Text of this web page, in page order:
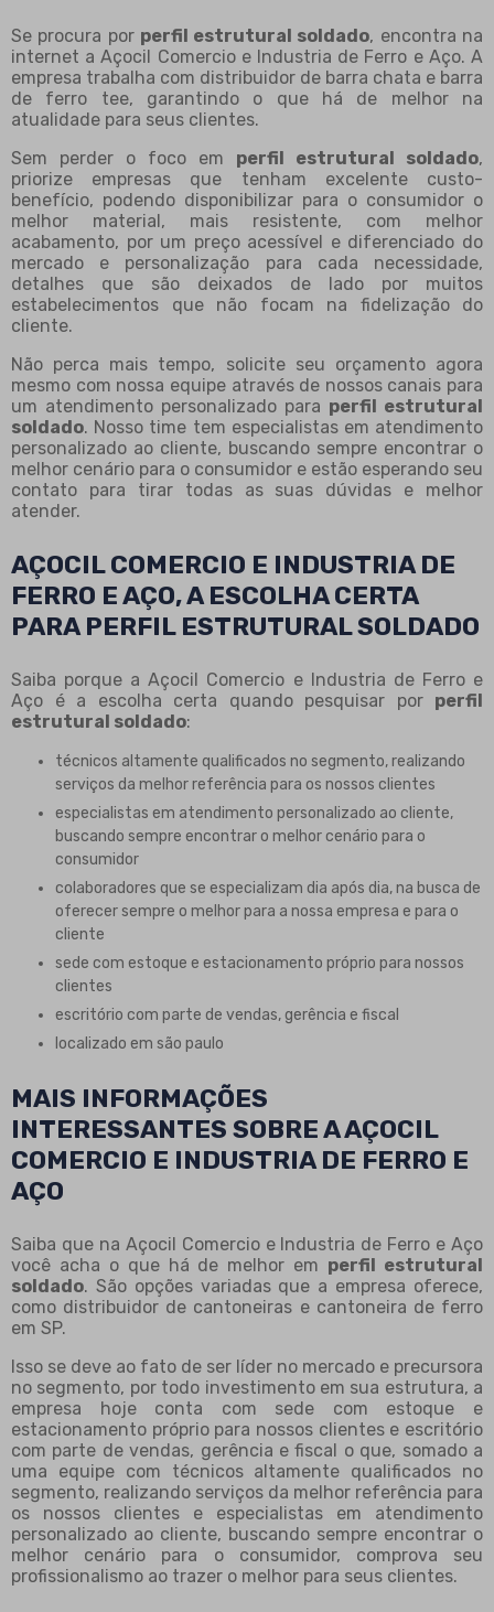
Se procura por perfil estrutural soldado, encontra na
internet a Açocil Comercio e Industria de Ferro e Aço. A
empresa trabalha com distribuidor de barra chata e barra
de ferro tee, garantindo o que há de melhor na
atualidade para seus clientes.
Sem perder o foco em perfil estrutural soldado,
priorize empresas que tenham excelente custo-
benefício, podendo disponibilizar para o consumidor o
melhor material, mais resistente, com melhor
acabamento, por um preço acessível e diferenciado do
mercado e personalização para cada necessidade,
detalhes que são deixados de lado por muitos
estabelecimentos que não focam na fidelização do
cliente.
Não perca mais tempo, solicite seu orçamento agora
mesmo com nossa equipe através de nossos canais para
um atendimento personalizado para perfil estrutural
soldado. Nosso time tem especialistas em atendimento
personalizado ao cliente, buscando sempre encontrar o
melhor cenário para o consumidor e estão esperando seu
contato para tirar todas as suas dúvidas e melhor
atender.
AÇOCIL COMERCIO E INDUSTRIA DE
FERRO E AÇO, A ESCOLHA CERTA
PARA PERFIL ESTRUTURAL SOLDADO
Saiba porque a Açocil Comercio e Industria de Ferro e
Aço é a escolha certa quando pesquisar por perfil
estrutural soldado:
técnicos altamente qualificados no segmento, realizando
serviços da melhor referência para os nossos clientes
especialistas em atendimento personalizado ao cliente,
buscando sempre encontrar o melhor cenário para o
consumidor
colaboradores que se especializam dia após dia, na busca de
oferecer sempre o melhor para a nossa empresa e para o
cliente
sede com estoque e estacionamento próprio para nossos
clientes
escritório com parte de vendas, gerência e fiscal
localizado em são paulo
MAIS INFORMAÇÕES
INTERESSANTES SOBRE A AÇOCIL
COMERCIO E INDUSTRIA DE FERRO E
AÇO
Saiba que na Açocil Comercio e Industria de Ferro e Aço
você acha o que há de melhor em perfil estrutural
soldado. São opções variadas que a empresa oferece,
como distribuidor de cantoneiras e cantoneira de ferro
em SP.
Isso se deve ao fato de ser líder no mercado e precursora
no segmento, por todo investimento em sua estrutura, a
empresa hoje conta com sede com estoque e
estacionamento próprio para nossos clientes e escritório
com parte de vendas, gerência e fiscal o que, somado a
uma equipe com técnicos altamente qualificados no
segmento, realizando serviços da melhor referência para
os nossos clientes e especialistas em atendimento
personalizado ao cliente, buscando sempre encontrar o
melhor cenário para o consumidor, comprova seu
profissionalismo ao trazer o melhor para seus clientes.